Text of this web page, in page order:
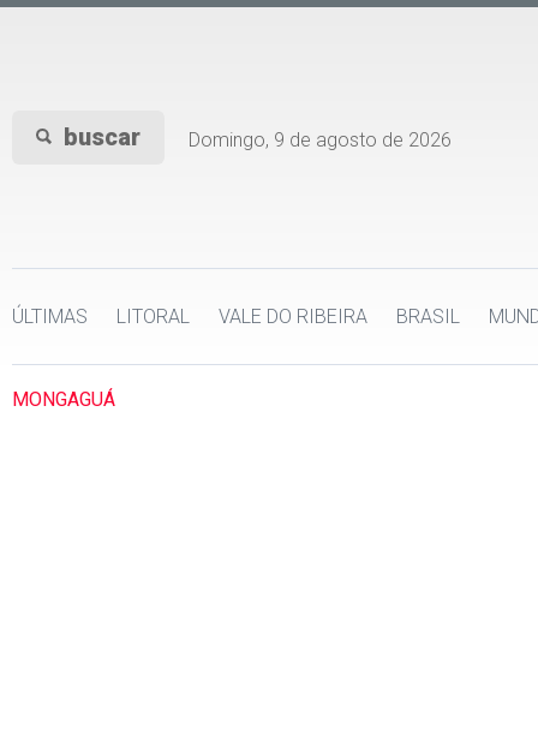
buscar Domingo, 9 de agosto de 2026
ÚLTIMAS LITORAL VALE DO RIBEIRA BRASIL
MONGAGUÁ